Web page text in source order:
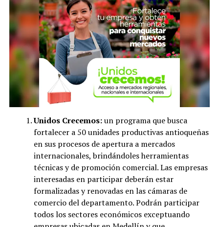
Unidos Crecemos:un programa que busca
fortalecer a 50 unidades productivas antioqueñas
en sus procesos de apertura a mercados
internacionales, brindándoles herramientas
técnicas y de promoción comercial. Las empresas
interesadas en participar deberán estar
formalizadas y renovadas en las cámaras de
comercio del departamento. Podrán participar
todos los sectores económicos exceptuando